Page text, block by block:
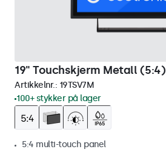
19" Touchskjerm Metall (5:4)
Artikkelnr.: 19TSV7M
100+ stykker på lager
5:4 multi-touch panel